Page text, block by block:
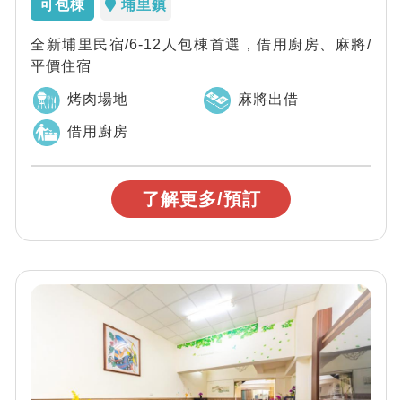
可包棟 埔里鎮
全新埔里民宿/6-12人包棟首選，借用廚房、麻將/
平價住宿
烤肉場地 麻將出借
借用廚房
了解更多/預訂